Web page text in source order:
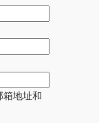
地址和